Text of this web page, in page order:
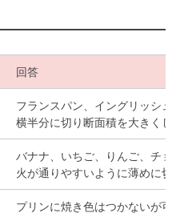
回答
フランスパン、イングリッシュ
横半分に切り断面積を大きくし
バナナ、いちご、りんご、チョ
火が通りやすいように薄めに切
プリンに焼き色はつかないが可